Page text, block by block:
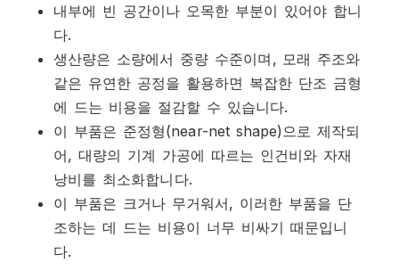
내부에 빈 공간이나 오목한 부분이 있어야 합니
다.
생산량은 소량에서 중량 수준이며, 모래 주조와
같은 유연한 공정을 활용하면 복잡한 단조 금형
에 드는 비용을 절감할 수 있습니다.
이 부품은 준정형(near-net shape)으로 제작되
어, 대량의 기계 가공에 따르는 인건비와 자재
낭비를 최소화합니다.
이 부품은 크거나 무거워서, 이러한 부품을 단
조하는 데 드는 비용이 너무 비싸기 때문입니
다.